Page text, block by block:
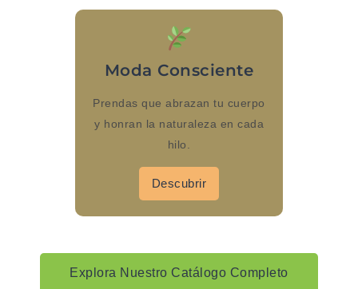
Moda Consciente
Prendas que abrazan tu cuerpo
y honran la naturaleza en cada
hilo.
Descubrir
Explora Nuestro Catálogo Completo